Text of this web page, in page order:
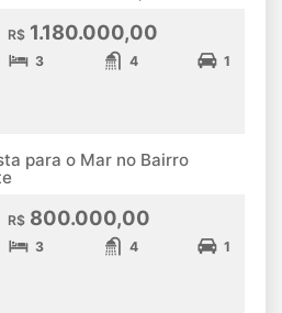
R$ 1.180.000,00
3 4 1
para o Mar no Bairro
R$ 800.000,00
3 4 1